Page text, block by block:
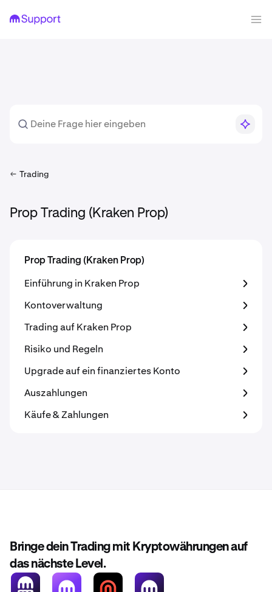
Trading
Prop Trading (Kraken Prop)
Prop Trading (Kraken Prop)
Einführung in Kraken Prop
Kontoverwaltung
Trading auf Kraken Prop
Risiko und Regeln
Upgrade auf ein finanziertes Konto
Auszahlungen
Käufe & Zahlungen
Bringe dein Trading mit Kryptowährungen auf
das nächste Level.